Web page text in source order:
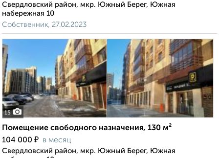
Свердловский район, мкр. Южный Берег, Южная
набережная 10
Собственник, 27.02.2023
15
Помещение свободного назначения, 130 м²
104 000 ₽ в месяц
Свердловский район, мкр. Южный Берег, Южная